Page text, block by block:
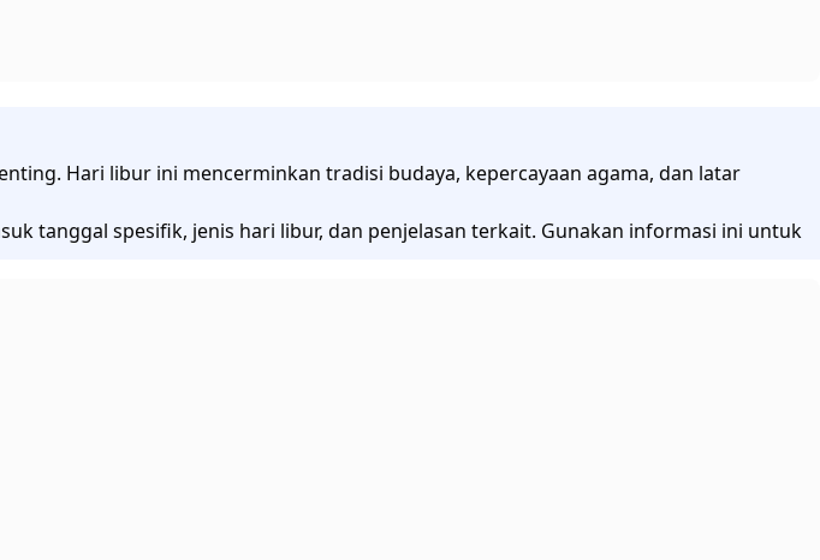
Hari libur ini mencerminkan tradisi budaya, kepercayaan agama, dan latar
tanggal spesifik, jenis hari libur, dan penjelasan terkait. Gunakan informasi ini untuk